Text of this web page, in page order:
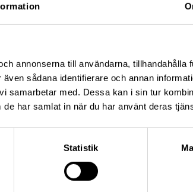
annonserna till användarna, tillhandahålla
sådana identifierare och annan
samarbetar med. Dessa kan i sin tur
har samlat in när du har använt deras
Statistik
Joel var bara 16 år när han började